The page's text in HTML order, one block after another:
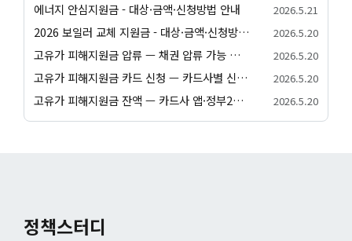
에너지 안심지원금 - 대상·금액·신청방법 안내 2026.5.21
2026 보일러 교체 지원금 - 대상·금액·신청방법 안내 2026.5.20
고유가 피해지원금 압류 — 채권 압류 가능 여부와 보호 절차 안내 2026.5.20
고유가 피해지원금 카드 신청 — 카드사별 신청 방법과 발급 절차 안내 2026.5.20
고유가 피해지원금 잔액 — 카드사 앱·정부24·앱별 잔액 조회 방법 2026.5.20
정책스터디